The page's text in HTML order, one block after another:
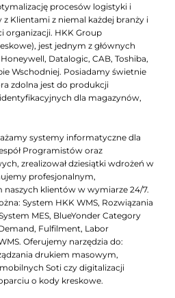
procesów logistyki i
Klientami z niemal każdej branży i
organizacji. HKK Group
jest jednym z głównych
Datalogic, CAB, Toshiba,
Wschodniej. Posiadamy świetnie
zdolna jest do produkcji
dla magazynów,
systemy informatyczne dla
Programistów oraz
zrealizował dziesiątki wdrożeń w
profesjonalnym,
klientów w wymiarze 24/7.
System HKK WMS, Rozwiązania
MES, BlueYonder Category
Fulfilment, Labor
Oferujemy narzędzia do:
drukiem masowym,
Soti czy digitalizacji
o kody kreskowe.